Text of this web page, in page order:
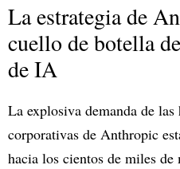
La estrategia de
cuello de botella
de IA
La explosiva demanda de
corporativas de Anthropic
hacia los cientos de miles